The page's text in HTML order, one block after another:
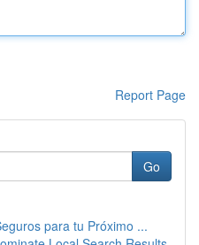
Report Page
Go
para tu Próximo ...